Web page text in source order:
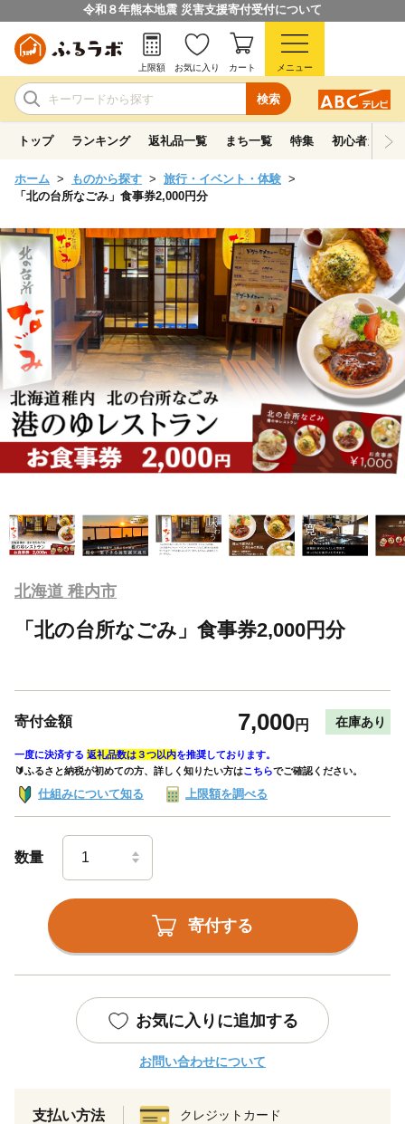
令和８年熊本地震 災害支援寄付受付について
検索
上限額 お気に入り カート メニュー
トップ ランキング 返礼品一覧 まち一覧 特集 初心者ガイド
ホーム ものから探す
旅行・イベント・体験
「北の台所なごみ」食事券2,000円分
北海道 稚内市
「北の台所なごみ」食事券2,000円分
寄付金額 7,000円 在庫あり
一度に決済する 返礼品数は３つ以内を推奨しております。
🔰ふるさと納税が初めての方、詳しく知りたい方はこちらでご確認ください。
仕組みについて知る 上限額を調べる
数量
寄付する
お気に入りに追加する
お問い合わせについて
支払い方法 クレジットカード